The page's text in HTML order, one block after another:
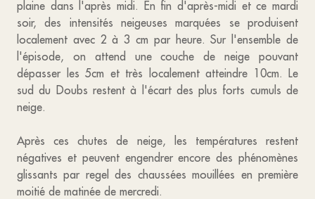
plaine dans l'après midi. En fin d'après-midi et ce mardi
soir, des intensités neigeuses marquées se produisent
localement avec 2 à 3 cm par heure. Sur l'ensemble de
l'épisode, on attend une couche de neige pouvant
dépasser les 5cm et très localement atteindre 10cm. Le
sud du Doubs restent à l'écart des plus forts cumuls de
neige.
Après ces chutes de neige, les températures restent
négatives et peuvent engendrer encore des phénomènes
glissants par regel des chaussées mouillées en première
moitié de matinée de mercredi.